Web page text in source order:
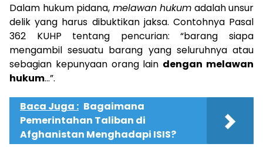
Dalam hukum pidana, melawan hukum adalah unsur
delik yang harus dibuktikan jaksa. Contohnya Pasal
362 KUHP tentang pencurian: “barang siapa
mengambil sesuatu barang yang seluruhnya atau
sebagian kepunyaan orang lain dengan melawan
hukum…”.
Baca Juga : Bagaimana
Pemerintahan Taliban di
Afghanistan Menghadapi ISIS?